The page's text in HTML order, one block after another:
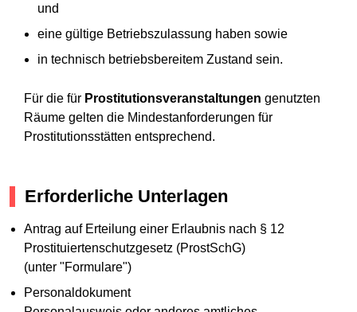
und
eine gültige Betriebszulassung haben sowie
in technisch betriebsbereitem Zustand sein.
Für die für Prostitutionsveranstaltungen genutzten
Räume gelten die Mindestanforderungen für
Prostitutionsstätten entsprechend.
Erforderliche Unterlagen
Antrag auf Erteilung einer Erlaubnis nach § 12
Prostituiertenschutzgesetz (ProstSchG)
(unter "Formulare")
Personaldokument